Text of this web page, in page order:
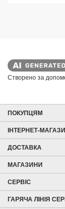
i
c
e
Створено за
ПОКУПЦЯМ
ІНТЕРНЕТ-
ДОСТАВКА
МАГАЗИНИ
СЕРВІС
ГАРЯЧА ЛІНІЯ